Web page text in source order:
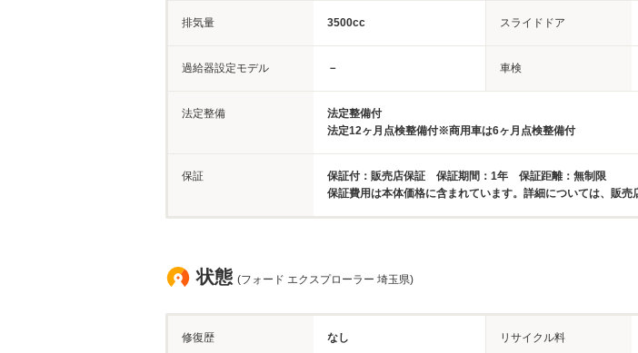
排気量 3500cc スライドドア
過給器設定モデル － 車検
法定整備
法定整備付
法定12ヶ月点検整備付※商用車は6ヶ月点検整備付
保証
保証付：販売店保証 保証期間：1年 保証距離：無制限
保証費用は本体価格に含まれています。詳細については、販売
状態 (フォード エクスプローラー 埼玉県)
修復歴 なし リサイクル料